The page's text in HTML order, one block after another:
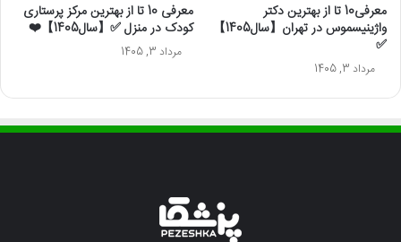
معرفی10 تا از بهترین دکتر
واژینیسموس در تهران【سال1405】
✅
مرداد 3, 1405
معرفی 10 تا از بهترین مرکز پرستاری
کودک در منزل ✅【سال1405】❤️
مرداد 3, 1405